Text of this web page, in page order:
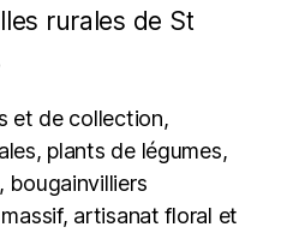
rurales de St
et de collection,
plants de légumes,
bougainvilliers
artisanat floral et